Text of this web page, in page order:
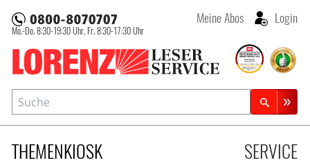
Lorenz Leserservice
Mo.-Do. 8:30-19:30 Uhr, Fr. 8:30-17:30 Uhr
Meine Abos Login
THEMENKIOSK
SERVICE
Suche
Zeitschriftensuche